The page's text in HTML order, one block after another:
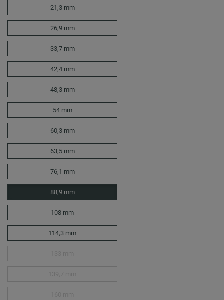
21,3 mm
26,9 mm
33,7 mm
42,4 mm
48,3 mm
54 mm
60,3 mm
63,5 mm
76,1 mm
88,9 mm
108 mm
114,3 mm